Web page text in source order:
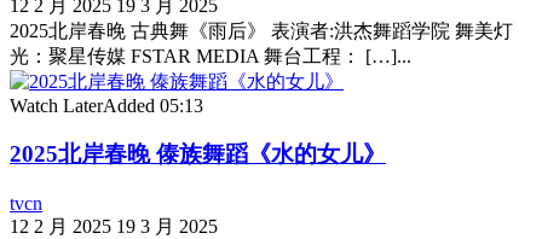
12 2 月 2025 19 3 月 2025
2025北岸春晚 古典舞《雨后》 表演者:洪杰舞蹈学院 舞美灯
光：聚星传媒 FSTAR MEDIA 舞台工程： […]...
Watch LaterAdded 05:13
2025北岸春晚 傣族舞蹈《水的女儿》
tvcn
12 2 月 2025 19 3 月 2025